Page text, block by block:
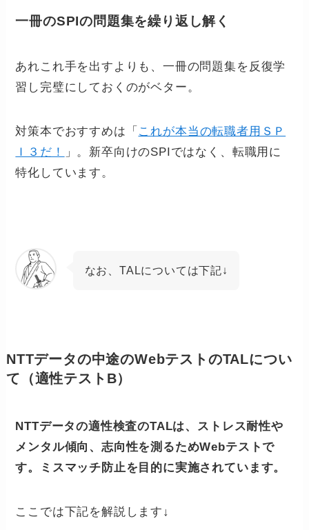
一冊のSPIの問題集を繰り返し解く
あれこれ手を出すよりも、一冊の問題集を反復学
習し完璧にしておくのがベター。
対策本でおすすめは「 これが本当の転職者用ＳＰ
Ｉ３だ！
」。新卒向けのSPIではなく、転職用に
特化しています。
なお、TALについては下記↓
NTTデータの中途のWebテストのTALについ
て（適性テストB）
NTTデータの適性検査のTALは、ストレス耐性や
メンタル傾向、志向性を測るためWebテストで
す。ミスマッチ防止を目的に実施されています。
ここでは下記を解説します↓